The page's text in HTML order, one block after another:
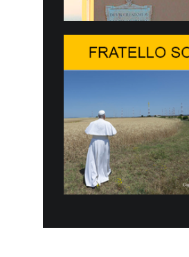
Hoy
Forum,
dedicada a
POR UNA
Veinte
entregados
junio, a la